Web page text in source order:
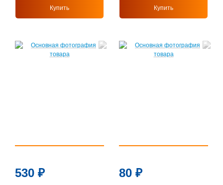
Купить Купить
530 ₽ 80 ₽